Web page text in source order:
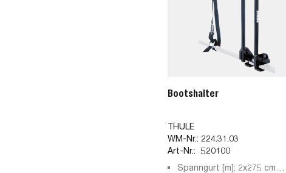
Bootshalter
THULE
WM-Nr.: 224.31.03
Art-Nr.: 520100
Spanngurt [m]: 2x275 cm